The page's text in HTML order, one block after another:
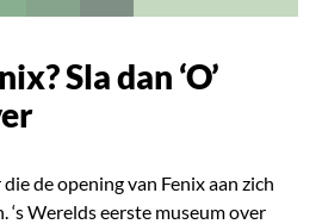
Sla dan ‘O’
de opening van Fenix aan zich
Werelds eerste museum over